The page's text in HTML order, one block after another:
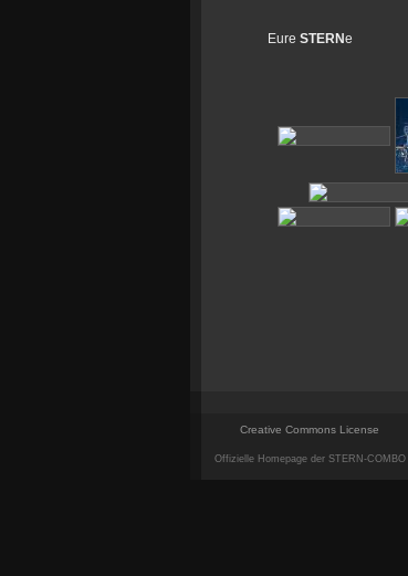
Eure STERNe
Creative Commons License
Offizielle Homepage der STERN-